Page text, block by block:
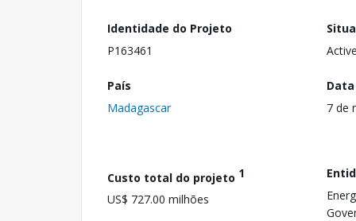
Identidade do Projeto
P163461
País
Madagascar
7 de
Custo total do projeto 1
US$ 727.00 milhões